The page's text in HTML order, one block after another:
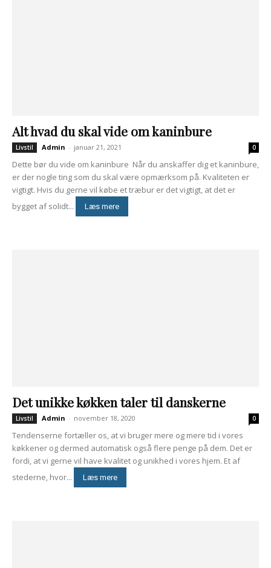
Alt hvad du skal vide om kaninbure
Livstil Admin - januar 21, 2021 0
Dette bør du vide om kaninbure Når du anskaffer dig et kaninbure,
er der nogle ting som du skal være opmærksom på. Kvaliteten er
vigtigt. Hvis du gerne vil købe et træbur er det vigtigt, at det er
bygget af solidt...
Læs mere
Det unikke køkken taler til danskerne
Livstil Admin - november 18, 2020 0
Tendenserne fortæller os, at vi bruger mere og mere tid i vores
køkkener og dermed automatisk også flere penge på dem. Det er
fordi, at vi gerne vil have kvalitet og unikhed i vores hjem. Et af
stederne, hvor...
Læs mere